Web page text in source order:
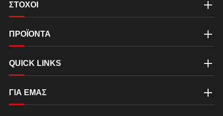
ΣΤΟΧΟΙ
ΠΡΟΪΟΝΤΑ
QUICK LINKS
ΓΙΑ ΕΜΆΣ